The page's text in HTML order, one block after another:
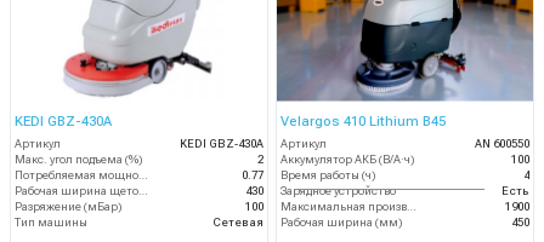
KEDI GBZ-430A
Артикул
KEDI GBZ-430A
Макс. угол подъема (%)
2
0.77
430
Разряжение (мБар)
100
Тип машины
Сетевая
Velargos 410 Lithium B45
Артикул
AN 600550
Аккумулятор АКБ (В/А·ч)
100
Время работы (ч)
4
Зарядное устройство
Есть
1900
Рабочая ширина (мм)
450